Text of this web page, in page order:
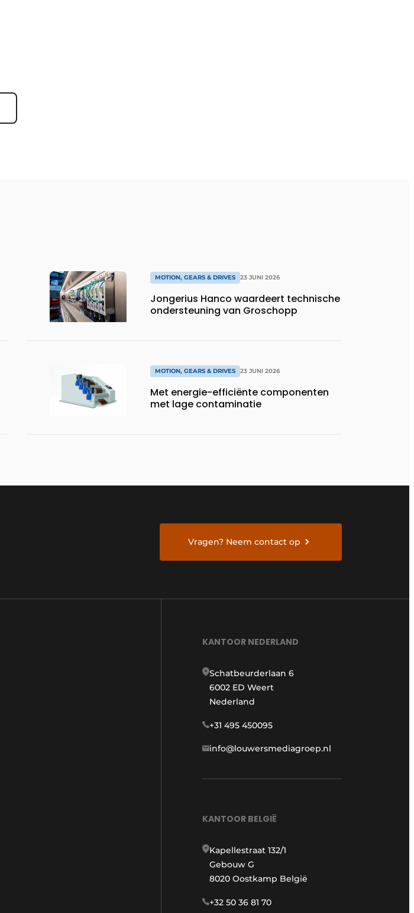
MOTION, GEARS & DRIVES 23 JUNI 2026
Jongerius Hanco waardeert technische
ondersteuning van Groschopp
MOTION, GEARS & DRIVES 23 JUNI 2026
Met energie-efficiënte componenten
met lage contaminatie
Vragen? Neem contact op
KANTOOR NEDERLAND
Schatbeurderlaan 6
6002 ED Weert
Nederland
+31 495 450095
info@louwersmediagroep.nl
KANTOOR BELGIË
Kapellestraat 132/1
Gebouw G
8020 Oostkamp België
+32 50 36 81 70